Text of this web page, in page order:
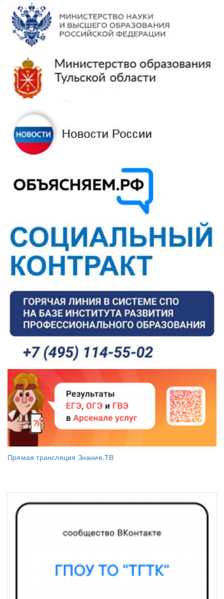
Прямая трансляция Знание.ТВ